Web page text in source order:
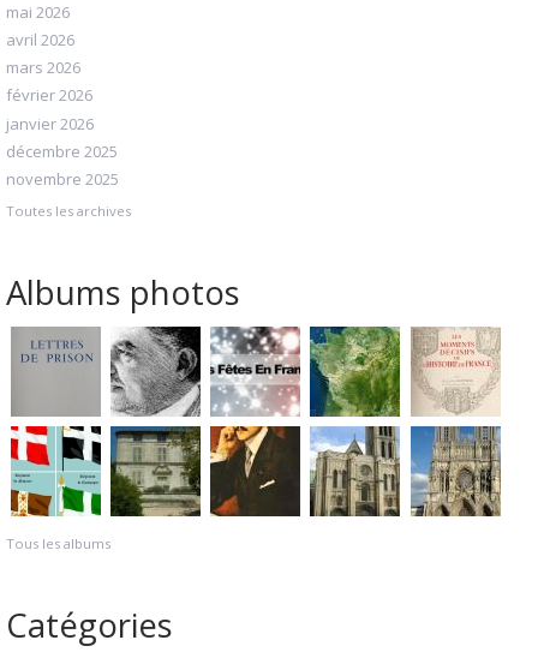
mai 2026
avril 2026
mars 2026
février 2026
janvier 2026
décembre 2025
novembre 2025
Toutes les archives
Albums photos
Tous les albums
Catégories